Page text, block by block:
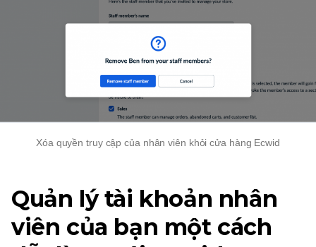
Xóa quyền truy cập của nhân viên khỏi cửa hàng Ecwid
Quản lý tài khoản nhân
viên của bạn một cách